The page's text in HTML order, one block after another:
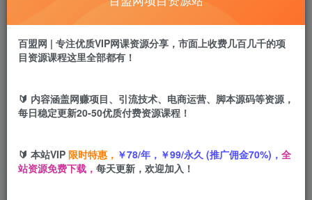
盟币9.9
黄金会员 免费
您当前未登录！建议登陆后购买，可保存购买订单
项目介绍
百盟网 | 专注优质VIP网课资源分享，市面上收费几百几千的项
目资源课程这里全部都有！
🔰 内容涵盖网赚项目、引流技术、电商运营、脚本源码等资源，
每日稳定更新20-50优质付费资源课程！
🔰 本站VIP 限时特惠， ￥78/年，￥99/永久 (推广佣金70%)， 全
站资源免费下载， 每天更新，欢迎加入！